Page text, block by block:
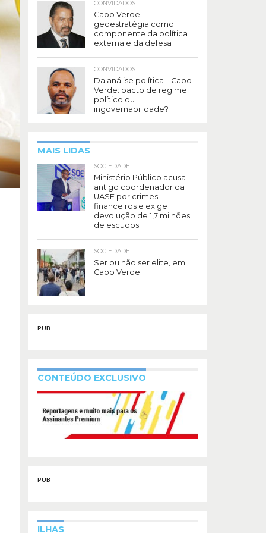
CONVIDADOS
Cabo Verde:
geoestratégia como
componente da política
externa e da defesa
CONVIDADOS
Da análise política – Cabo
Verde: pacto de regime
político ou
ingovernabilidade?
MAIS LIDAS
SOCIEDADE
Ministério Público acusa
antigo coordenador da
UASE por crimes
financeiros e exige
devolução de 1,7 milhões
de escudos
SOCIEDADE
Ser ou não ser elite, em
Cabo Verde
PUB
CONTEÚDO EXCLUSIVO
PUB
ILHAS